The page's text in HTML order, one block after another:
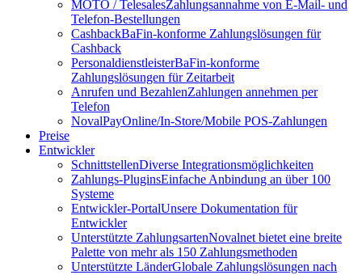
MOTO / TelesalesZahlungsannahme von E-Mail- und
Telefon-Bestellungen
CashbackBaFin-konforme Zahlungslösungen für
Cashback
PersonaldienstleisterBaFin-konforme
Zahlungslösungen für Zeitarbeit
Anrufen und BezahlenZahlungen annehmen per
Telefon
NovalPayOnline/In-Store/Mobile POS-Zahlungen
Preise
Entwickler
SchnittstellenDiverse Integrationsmöglichkeiten
Zahlungs-PluginsEinfache Anbindung an über 100
Systeme
Entwickler-PortalUnsere Dokumentation für
Entwickler
Unterstützte ZahlungsartenNovalnet bietet eine breite
Palette von mehr als 150 Zahlungsmethoden
Unterstützte LänderGlobale Zahlungslösungen nach